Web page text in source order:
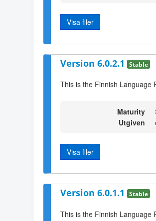
Visa filer
Version 6.0.2.1 Stable
This is the Finnish Language
Maturity
Utgiven
Visa filer
Version 6.0.1.1 Stable
This is the Finnish Language